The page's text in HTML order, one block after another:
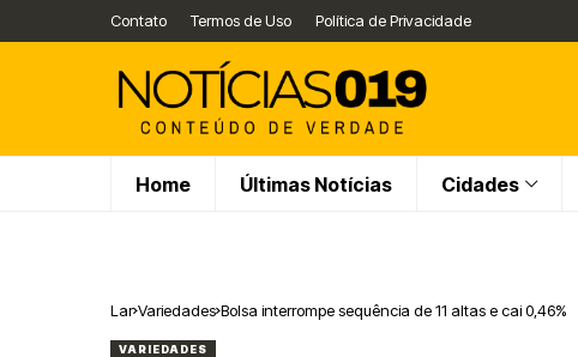
Contato Termos de Uso Política de Privacidade
Home Últimas Notícias Cidades
Lar Variedades Bolsa interrompe sequência de 11 altas e cai 0,46%
VARIEDADES